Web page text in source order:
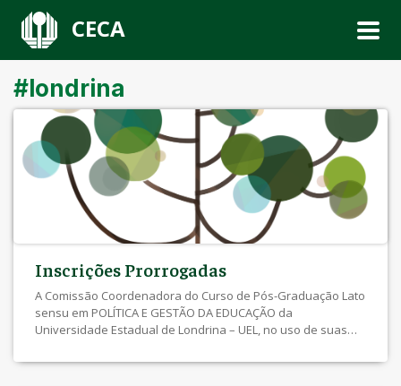
CECA
#londrina
Inscrições Prorrogadas
A Comissão Coordenadora do Curso de Pós-Graduação Lato
sensu em POLÍTICA E GESTÃO DA EDUCAÇÃO da
Universidade Estadual de Londrina – UEL, no uso de suas
PROPPG/DPG/DAM, torna público aos interessados que